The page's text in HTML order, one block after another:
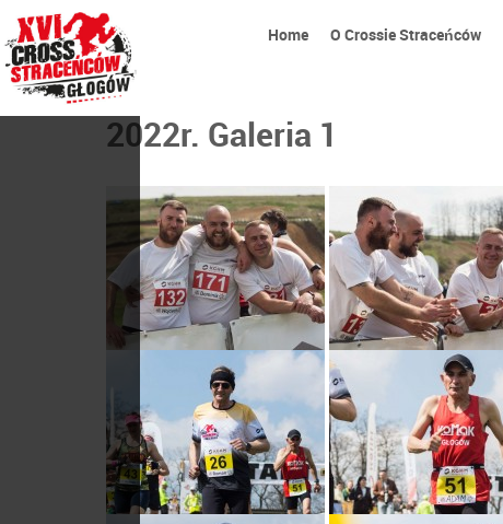
Home O Crossie Straceńców
2022r. Galeria 1